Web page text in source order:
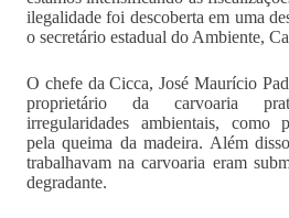
ilegalidade foi descoberta em uma
o secretário estadual do Ambiente,
O chefe da Cicca, José Maurício
proprietário da carvoaria
irregularidades ambientais, como
pela queima da madeira. Além
trabalhavam na carvoaria eram
degradante.